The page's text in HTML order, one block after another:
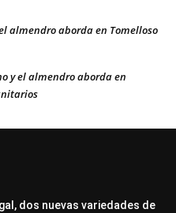
almendro aborda en Tomelloso
y el almendro aborda en
dos nuevas variedades de